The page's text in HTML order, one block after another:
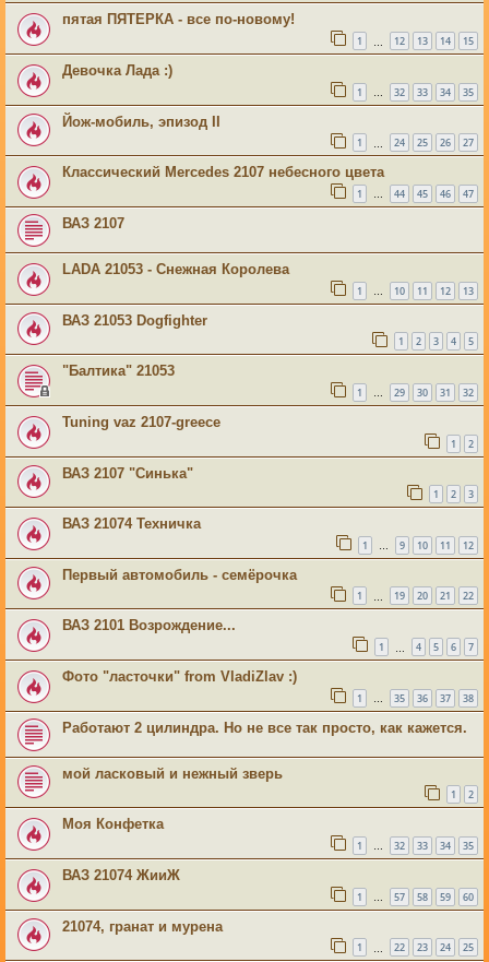
пятая ПЯТЕРКА - все по-новому!
1 12 13 14 15
Девочка Лада :)
1 … 32 33 34 35
Йож-мобиль, эпизод II
1 24 25 26 27
Классический Mercedes 2107 небесного цвета
1 … 44 45 46 47
ВАЗ 2107
LADA 21053 - Снежная Королева
1 … 10 11 12 13
ВАЗ 21053 Dogfighter
1 2 3 4 5
"Балтика" 21053
1 … 29 30 31 32
Tuning vaz 2107-greece
1 2
ВАЗ 2107 "Синька"
1 2 3
ВАЗ 21074 Техничка
1 … 9 10 11 12
Первый автомобиль - семёрочка
1 19 20 21 22
ВАЗ 2101 Возрождение...
1 4 5 6 7
Фото "ласточки" from VladiZlav :)
1 … 35 36 37 38
Работают 2 цилиндра. Но не все так просто, как кажется.
мой ласковый и нежный зверь
1 2
Моя Конфетка
1 … 32 33 34 35
ВАЗ 21074 ЖииЖ
1 … 57 58 59 60
21074, гранат и мурена
1 22 23 24 25